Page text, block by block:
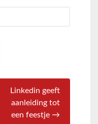
Linkedin geeft
aanleiding tot
een feestje →